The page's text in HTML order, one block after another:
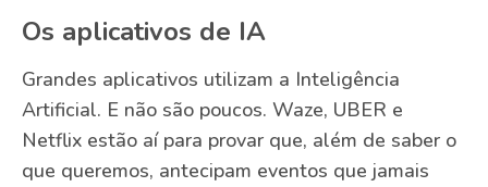
Os aplicativos de IA
Grandes aplicativos utilizam a Inteligência
Artificial. E não são poucos. Waze, UBER e
Netflix estão aí para provar que, além de saber o
que queremos, antecipam eventos que jamais